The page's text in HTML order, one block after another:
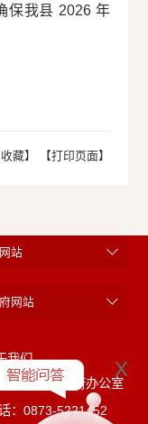
保我县 2026 年
收藏】 【打印页面】
站
网站
我们
平县人民政府办公室
：0873-5221452
x